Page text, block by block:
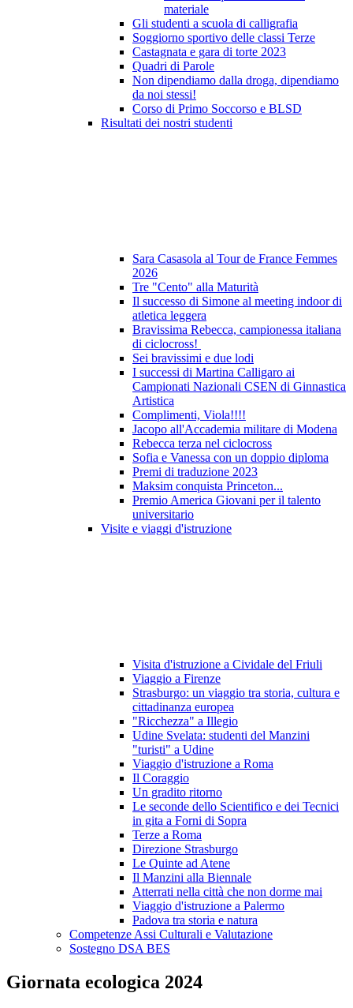
materiale
Gli studenti a scuola di calligrafia
Soggiorno sportivo delle classi Terze
Castagnata e gara di torte 2023
Quadri di Parole
Non dipendiamo dalla droga, dipendiamo
da noi stessi!
Corso di Primo Soccorso e BLSD
Risultati dei nostri studenti
Sara Casasola al Tour de France Femmes
2026
Tre "Cento" alla Maturità
Il successo di Simone al meeting indoor di
atletica leggera
Bravissima Rebecca, campionessa italiana
di ciclocross!
Sei bravissimi e due lodi
I successi di Martina Calligaro ai
Campionati Nazionali CSEN di Ginnastica
Artistica
Complimenti, Viola!!!!
Jacopo all'Accademia militare di Modena
Rebecca terza nel ciclocross
Sofia e Vanessa con un doppio diploma
Premi di traduzione 2023
Maksim conquista Princeton...
Premio America Giovani per il talento
universitario
Visite e viaggi d'istruzione
Visita d'istruzione a Cividale del Friuli
Viaggio a Firenze
Strasburgo: un viaggio tra storia, cultura e
cittadinanza europea
"Ricchezza" a Illegio
Udine Svelata: studenti del Manzini
"turisti" a Udine
Viaggio d'istruzione a Roma
Il Coraggio
Un gradito ritorno
Le seconde dello Scientifico e dei Tecnici
in gita a Forni di Sopra
Terze a Roma
Direzione Strasburgo
Le Quinte ad Atene
Il Manzini alla Biennale
Atterrati nella città che non dorme mai
Viaggio d'istruzione a Palermo
Padova tra storia e natura
Competenze Assi Culturali e Valutazione
Sostegno DSA BES
Giornata ecologica 2024